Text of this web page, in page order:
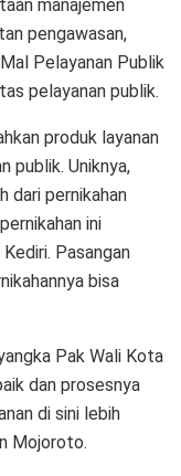
manajemen
pengawasan,
Pelayanan Publik
pelayanan publik.
produk layanan
publik. Uniknya,
dari pernikahan
ini
Pasangan
bisa
Pak Wali Kota
dan prosesnya
di sini lebih
Mojoroto.